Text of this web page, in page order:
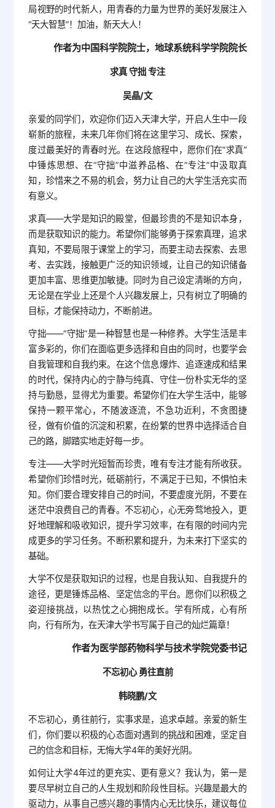
局视野的时代新人，用青春的力量为世界的美好发展注入
“天大智慧”！加油，新天大人！
作者为中国科学院院士，地球系统科学学院院长
求真 守拙 专注
吴晶/文
亲爱的同学们，欢迎你们迈入天津大学，开启人生中一段
崭新的旅程，未来几年你们将在这里学习、成长、探索，
度过最美好的青春时光。在这段旅程中，愿你们在“求真”
中锤炼思想、在“守拙”中滋养品格、在“专注”中汲取真
知，珍惜来之不易的机会，努力让自己的大学生活充实而
有意义。
求真——大学是知识的殿堂，但最珍贵的不是知识本身，
而是获取知识的能力。希望你们能够勇于探索真理，追求
真知，不要局限于课堂上的学习，而要主动去探索、去思
考、去实践，接触更广泛的知识领域，让自己的知识储备
更加丰富、思维更加敏捷。同时为自己设定清晰的方向，
无论是在学业上还是个人兴趣发展上，只有树立了明确的
目标，才能保持动力，不断前进。
守拙——“守拙”是一种智慧也是一种修养。大学生活是丰
富多彩的，你们在面临更多选择和自由的同时，也要学会
自我管理和自我约束。在这个信息爆炸、追逐速成和结果
的时代，保持内心的宁静与纯真、守住一份朴实无华的坚
持与勤恳，显得尤为重要。希望你们在大学生活中，能够
保持一颗平常心，不随波逐流，不急功近利，不贪图捷
径，做有价值的沉淀和积累，在纷繁的世界中选择适合自
己的路，脚踏实地走好每一步。
专注——大学时光短暂而珍贵，唯有专注才能有所收获。
希望你们珍惜时光，砥砺前行，不满足于已知，不惧怕未
知。你们要合理安排自己的时间，不要虚度光阴，不要在
迷茫中浪费自己的青春。不忘初心，心无旁骛地投入，更
好地理解和吸收知识，提升学习效率，在有限的时间内完
成更多的学习任务。不断积累和提升，为未来打下坚实的
基础。
大学不仅是获取知识的过程，也是自我认知、自我提升的
途径，更是锤炼品格、坚定信念的平台。愿你们以积极之
姿迎接挑战，以热忱之心拥抱成长。学有所成，心有所
向，行有所为，在天津大学书写属于自己的灿烂篇章！
作者为医学部药物科学与技术学院党委书记
不忘初心 勇往直前
韩晓鹏/文
不忘初心，勇往前行，实事求是，追求卓越。亲爱的新生
们，你们要以积极的心态面对遇到的挑战和困难，坚定自
己的信念和目标，无悔大学4年的美好光阴。
如何让大学4年过的更充实、更有意义？我认为，第一是
要尽早树立自己的人生规划和阶段性目标。兴趣是最大的
驱动力，从事自己感兴趣的事情内心无比快乐，建议每位